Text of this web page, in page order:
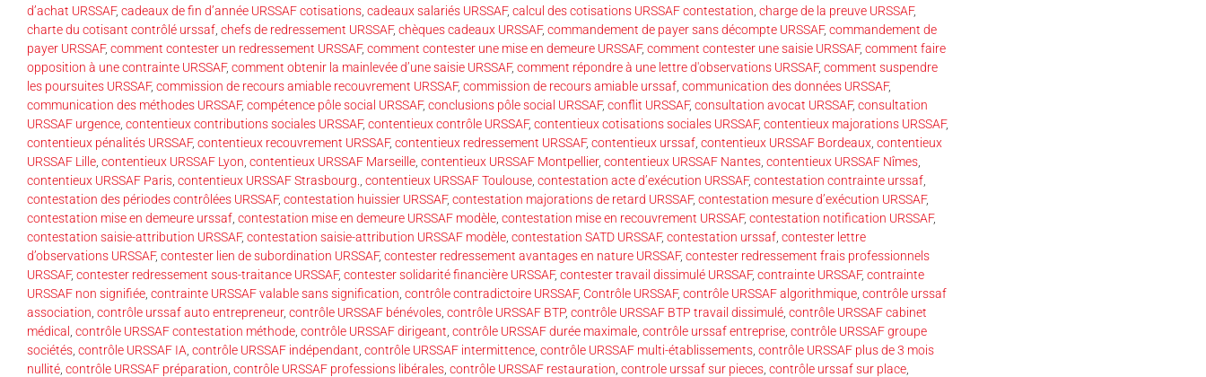
d’achat URSSAF, cadeaux de fin d’année URSSAF cotisations cadeaux salariés URSSAF, calcul des cotisations URSSAF contestation charge de la preuve URSSAF,
charte du cotisant contrôlé urssaf chefs de redressement URSSAF, chèques cadeaux URSSAF, commandement de payer sans décompte URSSAF, commandement de
payer URSSAF, comment contester un redressement URSSAF, comment contester une mise en demeure URSSAF, comment contester une saisie URSSAF, comment faire
opposition à une contrainte URSSAF, comment obtenir la mainlevée d’une saisie URSSAF, comment répondre à une lettre d'observations URSSAF, comment suspendre
les poursuites URSSAF, commission de recours amiable recouvrement URSSAF, commission de recours amiable urssaf communication des données URSSAF,
communication des méthodes URSSAF, compétence pôle social URSSAF, conclusions pôle social URSSAF, conflit URSSAF, consultation avocat URSSAF, consultation
URSSAF urgence contentieux contributions sociales URSSAF, contentieux contrôle URSSAF, contentieux cotisations sociales URSSAF, contentieux majorations URSSAF,
contentieux pénalités URSSAF, contentieux recouvrement URSSAF, contentieux redressement URSSAF, contentieux urssaf contentieux URSSAF Bordeaux contentieux
URSSAF Lille contentieux URSSAF Lyon contentieux URSSAF Marseille contentieux URSSAF Montpellier, contentieux URSSAF Nantes contentieux URSSAF Nîmes
contentieux URSSAF Paris contentieux URSSAF Strasbourg. contentieux URSSAF Toulouse contestation acte d’exécution URSSAF, contestation contrainte urssaf
contestation des périodes contrôlées URSSAF, contestation huissier URSSAF, contestation majorations de retard URSSAF, contestation mesure d’exécution URSSAF,
contestation mise en demeure urssaf contestation mise en demeure URSSAF modèle contestation mise en recouvrement URSSAF, contestation notification URSSAF,
contestation saisie-attribution URSSAF, contestation saisie-attribution URSSAF modèle contestation SATD URSSAF, contestation urssaf contester lettre
d’observations URSSAF, contester lien de subordination URSSAF, contester redressement avantages en nature URSSAF, contester redressement frais professionnels
URSSAF, contester redressement sous-traitance URSSAF, contester solidarité financière URSSAF, contester travail dissimulé URSSAF, contrainte URSSAF, contrainte
URSSAF non signifiée contrainte URSSAF valable sans signification contrôle contradictoire URSSAF, Contrôle URSSAF, contrôle URSSAF algorithmique contrôle urssaf
association contrôle urssaf auto entrepreneur, contrôle URSSAF bénévoles contrôle URSSAF BTP, contrôle URSSAF BTP travail dissimulé contrôle URSSAF cabinet
médical contrôle URSSAF contestation méthode contrôle URSSAF dirigeant contrôle URSSAF durée maximale contrôle urssaf entreprise contrôle URSSAF groupe
sociétés contrôle URSSAF IA contrôle URSSAF indépendant contrôle URSSAF intermittence contrôle URSSAF multi-établissements contrôle URSSAF plus de 3 mois
nullité contrôle URSSAF préparation contrôle URSSAF professions libérales contrôle URSSAF restauration controle urssaf sur pieces contrôle urssaf sur place